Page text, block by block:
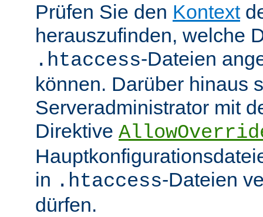
Prüfen Sie den Kontext
herauszufinden, welche
.htaccess-Dateien
können. Darüber hinaus
Serveradministrator mit
Direktive
in .htaccess-Dateien
dürfen.